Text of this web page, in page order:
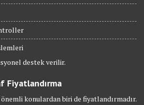
destek verilir.
Fiyatlandırma
konulardan biri de fiyatlandırmadır.